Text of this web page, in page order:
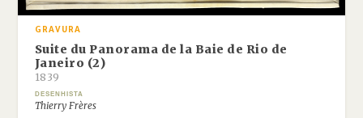
GRAVURA
Suite du Panorama de la Baie de Rio de
Janeiro (2)
1839
DESENHISTA
Thierry Frères